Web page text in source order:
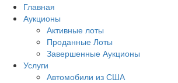
Главная
Аукционы
Активные лоты
Проданные Лоты
Завершенные Аукционы
Услуги
Автомобили из США